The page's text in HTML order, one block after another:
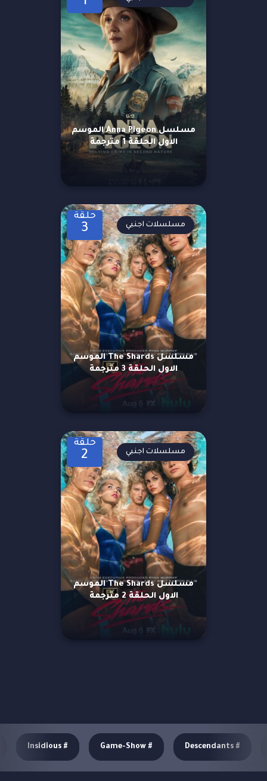
مسلسل Anna Pigeon الموسم
الاول الحلقة 1 مترجمة
حلقة
3
مسلسل The Shards الموسم
الاول الحلقة 3 مترجمة
مسلسلات اجنبي
حلقة
2
مسلسل The Shards الموسم
الاول الحلقة 2 مترجمة
مسلسلات اجنبي
#
Descendants
#
Game-Show
#
Insidious